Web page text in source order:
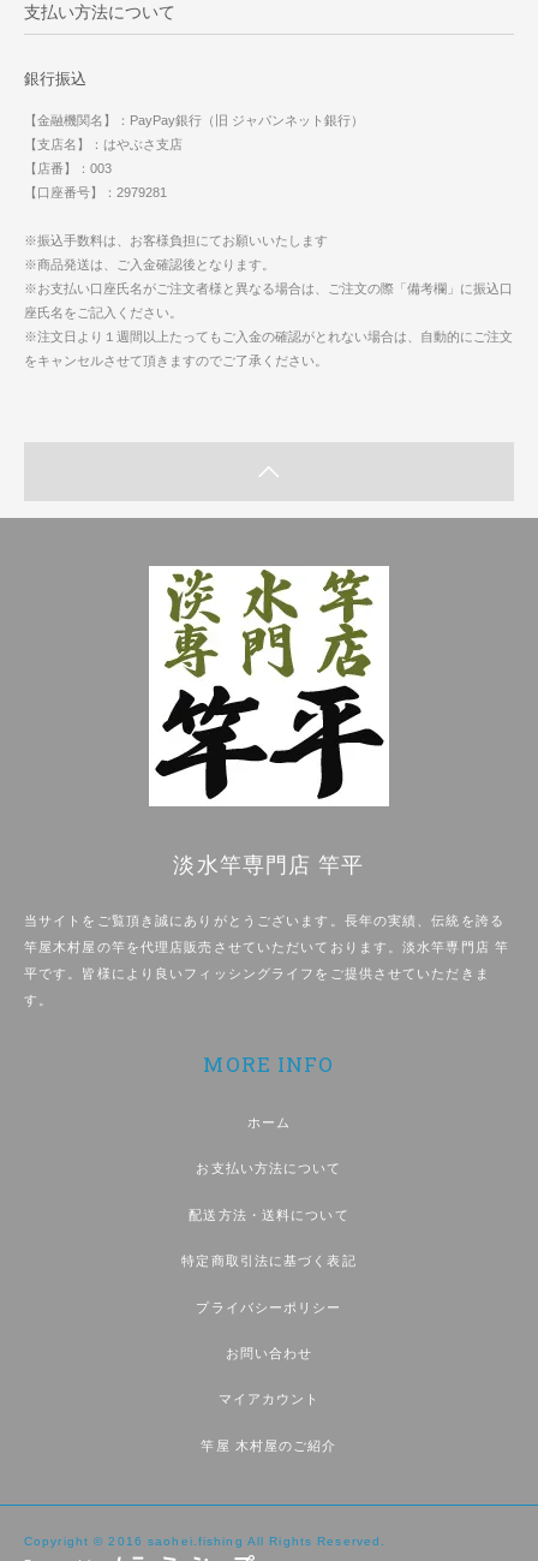
支払い方法について
銀行振込
【金融機関名】：PayPay銀行（旧 ジャパンネット銀行）
【支店名】：はやぶさ支店
【店番】：003
【口座番号】：2979281
※振込手数料は、お客様負担にてお願いいたします
※商品発送は、ご入金確認後となります。
※お支払い口座氏名がご注文者様と異なる場合は、ご注文の際「備考欄」に振込口
座氏名をご記入ください。
※注文日より１週間以上たってもご入金の確認がとれない場合は、自動的にご注文
をキャンセルさせて頂きますのでご了承ください。
淡水竿専門店 竿平
当サイトをご覧頂き誠にありがとうございます。長年の実績、伝統を誇る
竿屋木村屋の竿を代理店販売させていただいております。淡水竿専門店 竿
平です。皆様により良いフィッシングライフをご提供させていただきま
す。
MORE INFO
ホーム
お支払い方法について
配送方法・送料について
特定商取引法に基づく表記
プライバシーポリシー
お問い合わせ
マイアカウント
竿屋 木村屋のご紹介
Copyright © 2016 saohei.fishing All Rights Reserved.